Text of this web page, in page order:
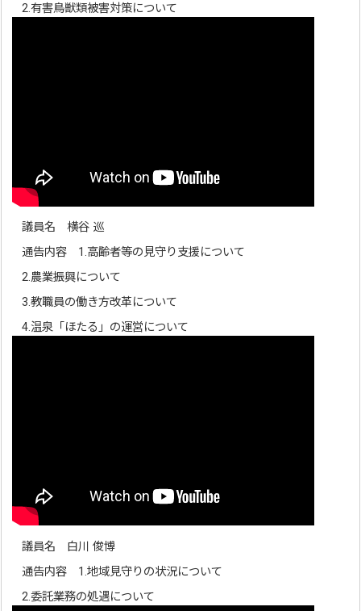
2.有害鳥獣類被害対策について
議員名 横谷 巡
通告内容 1.高齢者等の見守り支援について
2.農業振興について
3.教職員の働き方改革について
4.温泉「ほたる」の運営について
議員名 白川 俊博
通告内容 1.地域見守りの状況について
2.委託業務の処遇について